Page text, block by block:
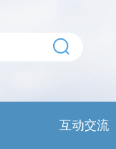
互动交流